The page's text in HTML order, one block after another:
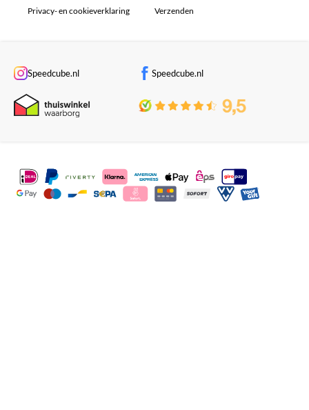
Privacy- en cookieverklaring
Verzenden
Speedcube.nl Speedcube.nl